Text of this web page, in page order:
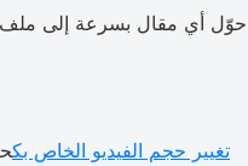
حوّل أي مقال بسرعة إلى ملف
تغيير حجم الفيديو الخاص بك